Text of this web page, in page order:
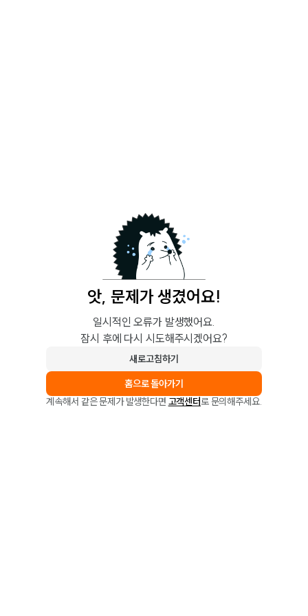
앗, 문제가 생겼어요!
일시적인 오류가 발생했어요.
잠시 후에 다시 시도해주시겠어요?
새로고침하기
홈으로 돌아가기
계속해서 같은 문제가 발생한다면 고객센터로 문의해주세요.